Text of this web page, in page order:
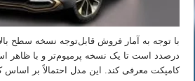
با توجه به آمار فروش قابل‌توجه نسخه سطح
درصدد است تا یک نسخه پرمیوم‌‌تر و با ظاهر
کامپکت معرفی کند. این مدل احتمالاً بر